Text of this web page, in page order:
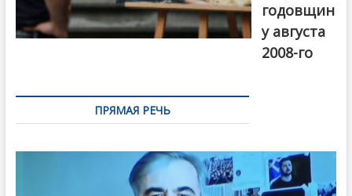
годовщин
у августа
2008-го
ПРЯМАЯ РЕЧЬ